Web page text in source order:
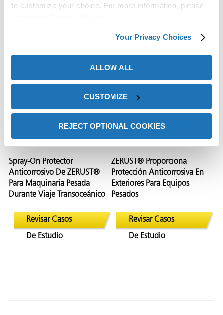
to customize your choice. For more information, please
Your Privacy Choices
ALLOW ALL
CUSTOMIZE
REJECT OPTIONAL COOKIES
Estudios de Caso Relacionados
Spray-On Protector
Anticorrosivo De ZERUST®
Para Maquinaria Pesada
Durante Viaje Transoceánico
Revisar Casos
De Estudio
ZERUST® Proporciona
Protección Anticorrosiva En
Exteriores Para Equipos
Pesados
Revisar Casos
De Estudio